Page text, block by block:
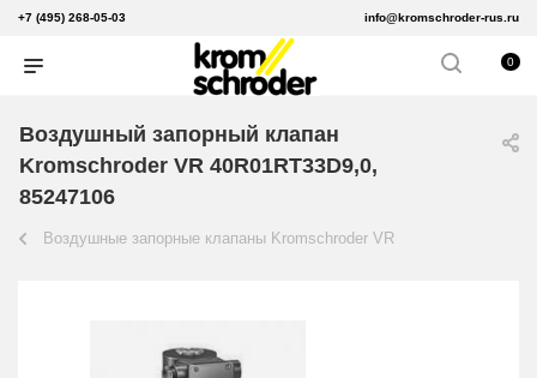
+7 (495) 268-05-03 info@kromschroder-rus.ru
0
Воздушный запорный клапан
Kromschroder VR 40R01RT33D9,0,
85247106
Воздушные запорные клапаны Kromschroder VR